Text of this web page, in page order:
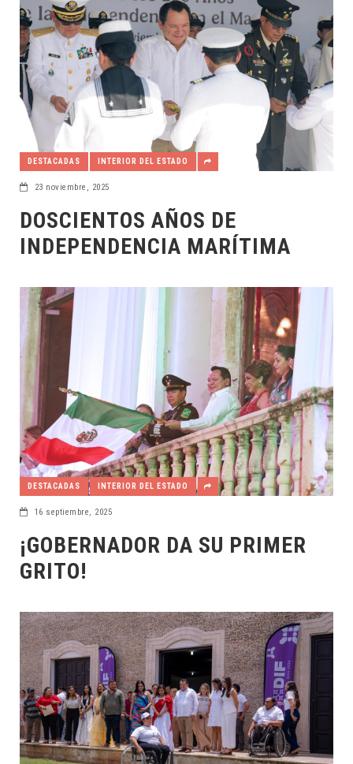
DESTACADAS INTERIOR DEL ESTADO
23 noviembre, 2025
DOSCIENTOS AÑOS DE
INDEPENDENCIA MARÍTIMA
DESTACADAS INTERIOR DEL ESTADO
16 septiembre, 2025
¡GOBERNADOR DA SU PRIMER
GRITO!